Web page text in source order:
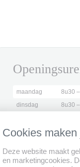
maandag 8u30
dinsdag
8u30
donderdag
8u30
21 juli tot 15
enkel
Cookies
Deze website maakt
en marketingcookies.